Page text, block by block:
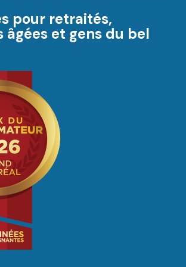
pour retraités,
âgées et gens du bel